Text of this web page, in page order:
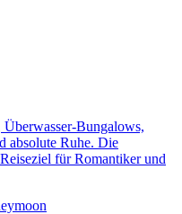
Überwasser-Bungalows,
absolute Ruhe. Die
für Romantiker und